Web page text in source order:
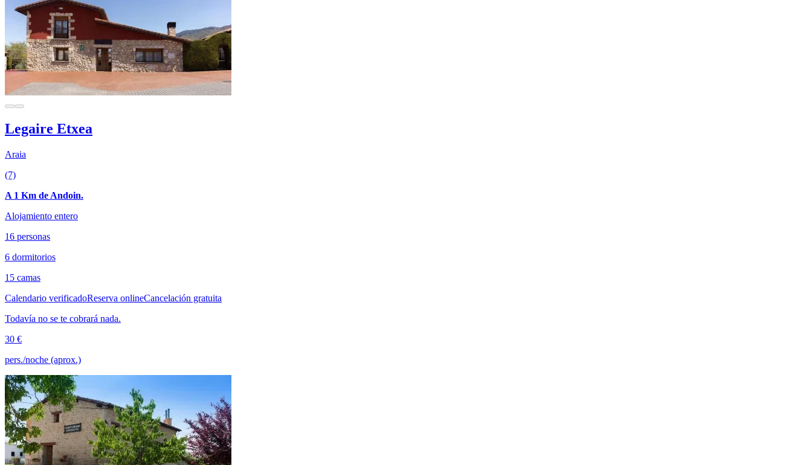
Legaire Etxea
Araia
(7)
A 1 Km de Andoin.
Alojamiento entero
16 personas
6 dormitorios
15 camas
Calendario verificadoReserva onlineCancelación gratuita
Todavía no se te cobrará nada.
30 €
pers./noche (aprox.)